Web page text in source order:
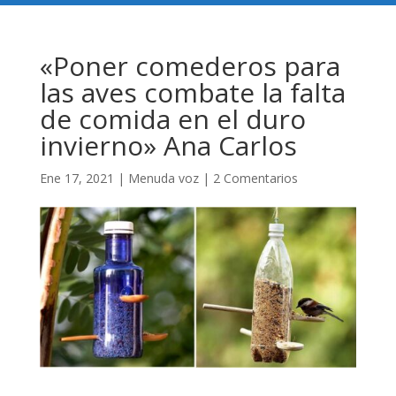
«Poner comederos para
las aves combate la falta
de comida en el duro
invierno» Ana Carlos
Ene 17, 2021 | Menuda voz| 2 Comentarios